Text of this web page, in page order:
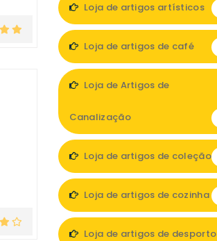
Loja de artigos artísticos
Loja de artigos de café
Loja de Artigos de
Canalização
Loja de artigos de coleção
Loja de artigos de cozinha
Loja de artigos de desporto